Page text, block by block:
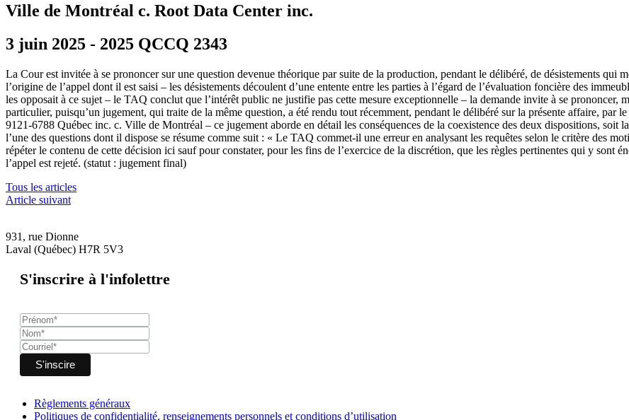
Ville de Montréal c. Root Data Center inc.
3 juin 2025 - 2025 QCCQ 2343
La Cour est invitée à se prononcer sur une question devenue théorique par suite de la production, pendant le délibéré, de désistements qui
l’origine de l’appel dont il est saisi – les désistements découlent d’une entente entre les parties à l’égard de l’évaluation foncière des
les opposait à ce sujet – le TAQ conclut que l’intérêt public ne justifie pas cette mesure exceptionnelle – la demande invite à se prononcer,
particulier, puisqu’un jugement, qui traite de la même question, a été rendu tout récemment, pendant le délibéré sur la présente affaire, par
9121-6788 Québec inc. c. Ville de Montréal – ce jugement aborde en détail les conséquences de la coexistence des deux dispositions, soit
l’une des questions dont il dispose se résume comme suit : « Le TAQ commet-il une erreur en analysant les requêtes selon le critère des
répéter le contenu de cette décision ici sauf pour constater, pour les fins de l’exercice de la discrétion, que les règles pertinentes qui y sont
l’appel est rejeté. (statut : jugement final)
Tous les articles
Article suivant
931, rue Dionne
Laval (Québec) H7R 5V3
S'inscrire à l'infolettre
Règlements généraux
Politiques de confidentialité, renseignements personnels et conditions d’utilisation